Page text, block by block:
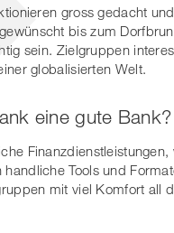
gross gedacht
bis zum
sein. Zielgruppen
globalisierten Welt.
eine gute Bank?
Tools und
mit viel Komfort all